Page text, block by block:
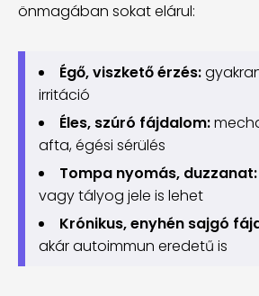
önmagában sokat elárul:
Égő, viszkető érzés:
irritáció
Éles, szúró fájdalom:
afta, égési sérülés
Tompa nyomás, duzzanat:
vagy tályog jele is lehet
Krónikus, enyhén sajgó
akár autoimmun eredetű is